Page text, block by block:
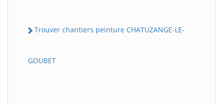
Trouver chantiers peinture CHATUZANGE-LE-
GOUBET